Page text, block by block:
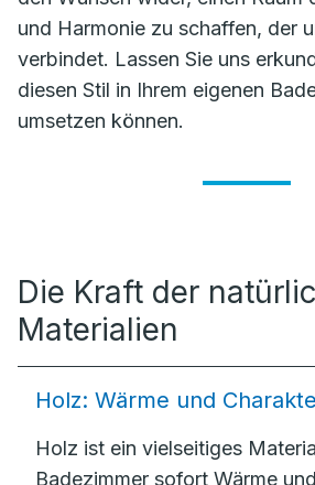
und Harmonie zu schaffen, der
verbindet. Lassen Sie uns
diesen Stil in Ihrem eigenen
umsetzen können.
Die Kraft der
Materialien
Holz: Wärme und
Holz ist ein vielseitiges
Badezimmer sofort Wärme